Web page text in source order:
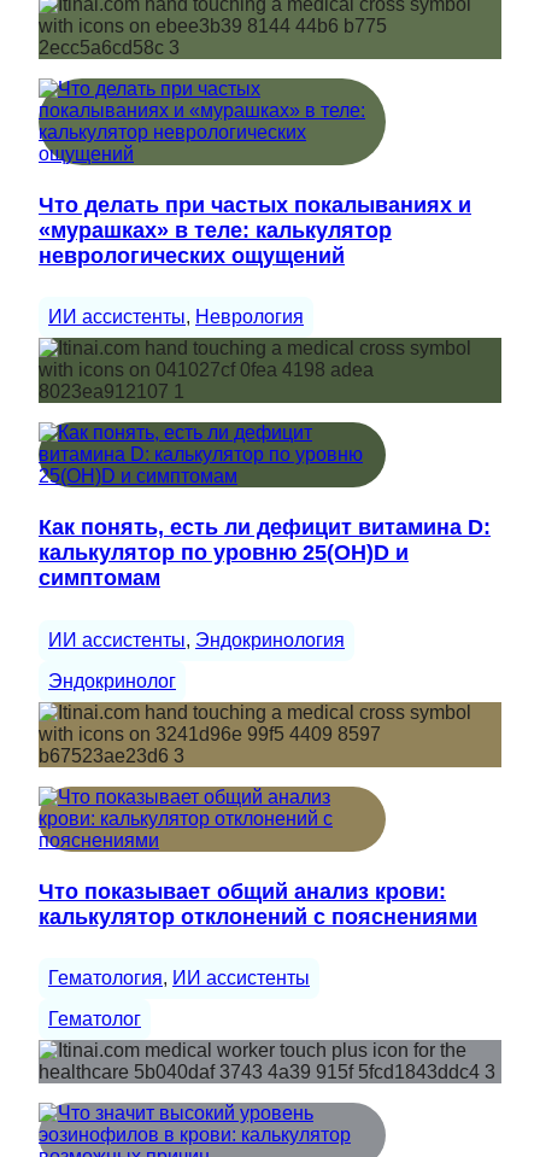
Что делать при частых покалываниях и
«мурашках» в теле: калькулятор
неврологических ощущений
ИИ ассистенты, Неврология
Как понять, есть ли дефицит витамина D:
калькулятор по уровню 25(OH)D и
симптомам
ИИ ассистенты, Эндокринология
Эндокринолог
Что показывает общий анализ крови:
калькулятор отклонений с пояснениями
Гематология, ИИ ассистенты
Гематолог